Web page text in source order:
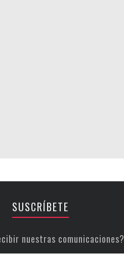
SUSCRÍBETE
nuestras comunicaciones?